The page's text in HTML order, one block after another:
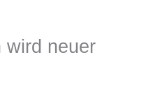
wird neuer